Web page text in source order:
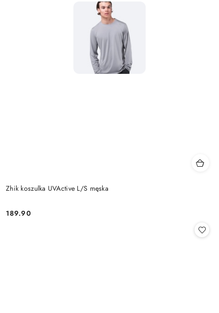
Zhik koszulka UVActive L/S męska
Cena:
189.90